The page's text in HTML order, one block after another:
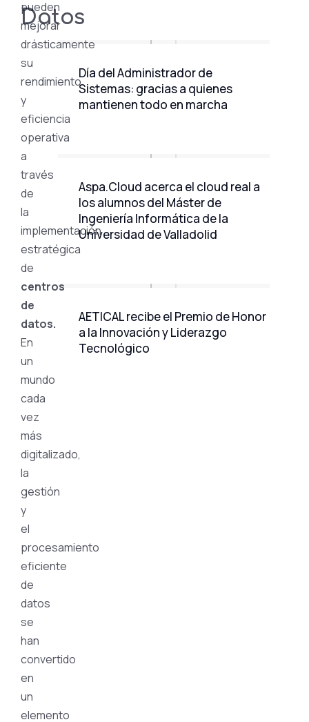
Datos
pueden
mejorar
drásticamente
su
rendimiento
y
eficiencia
operativa
a
través
de
la
implementación
estratégica
de
centros
de
datos.
En
un
mundo
cada
vez
más
digitalizado,
la
gestión
y
el
procesamiento
eficiente
de
datos
se
han
convertido
en
un
elemento
Día del Administrador de
Sistemas: gracias a quienes
mantienen todo en marcha
Aspa.Cloud acerca el cloud real a
los alumnos del Máster de
Ingeniería Informática de la
Universidad de Valladolid
AETICAL recibe el Premio de Honor
a la Innovación y Liderazgo
Tecnológico